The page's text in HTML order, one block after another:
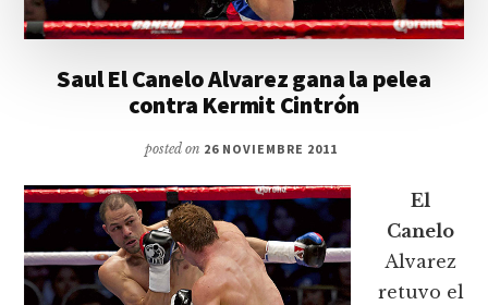
Saul El Canelo Alvarez gana la pelea
contra Kermit Cintrón
posted on 26 NOVIEMBRE 2011
El
Canelo
Alvarez
retuvo el